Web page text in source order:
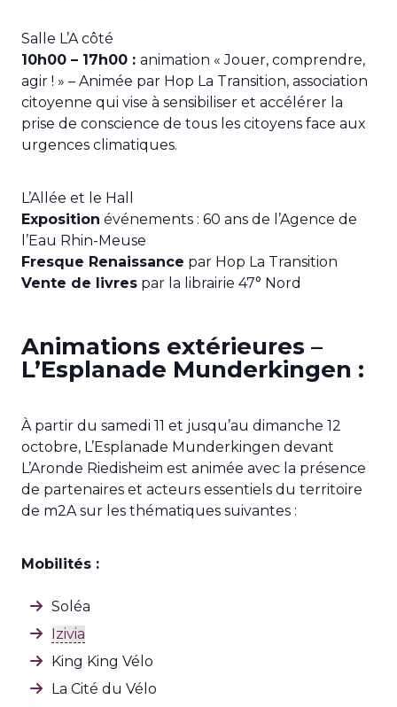
Salle L’A côté
10h00 – 17h00 : animation « Jouer, comprendre,
agir ! » – Animée par Hop La Transition, association
citoyenne qui vise à sensibiliser et accélérer la
prise de conscience de tous les citoyens face aux
urgences climatiques.
L’Allée et le Hall
Exposition événements : 60 ans de l’Agence de
l’Eau Rhin-Meuse
Fresque Renaissance par Hop La Transition
Vente de livres par la librairie 47° Nord
Animations extérieures –
L’Esplanade Munderkingen :
À partir du samedi 11 et jusqu’au dimanche 12
octobre, L’Esplanade Munderkingen devant
L’Aronde Riedisheim est animée avec la présence
de partenaires et acteurs essentiels du territoire
de m2A sur les thématiques suivantes :
Mobilités :
Soléa
Izivia
King King Vélo
La Cité du Vélo